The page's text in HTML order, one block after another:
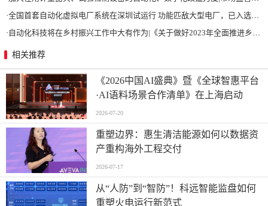
·全国首套自动化虚拟电厂系统在深圳试运行 功能匹敌大型电厂，已入选国际典型案例
· 自动化科技将在乡村振兴工作中大有作为|《关于做好2023年全面推进乡村振兴重点工作的意见》发布
相关推荐
《2026中国AI盛典》暨《全球智惠平台
·AI语料场景合作清单》在上海启动
2026-07-20
重塑边界：惠生清洁能源如何以数据资
产重构海外工程交付
2026-07-17
从“人防”到“智防”！科远智能监盘如何
重塑火电运行新范式